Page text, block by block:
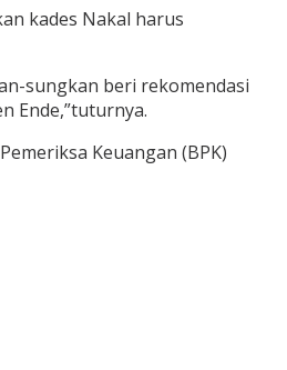
kades Nakal harus
sungkan beri rekomendasi
Ende,”tuturnya.
Keuangan (BPK)